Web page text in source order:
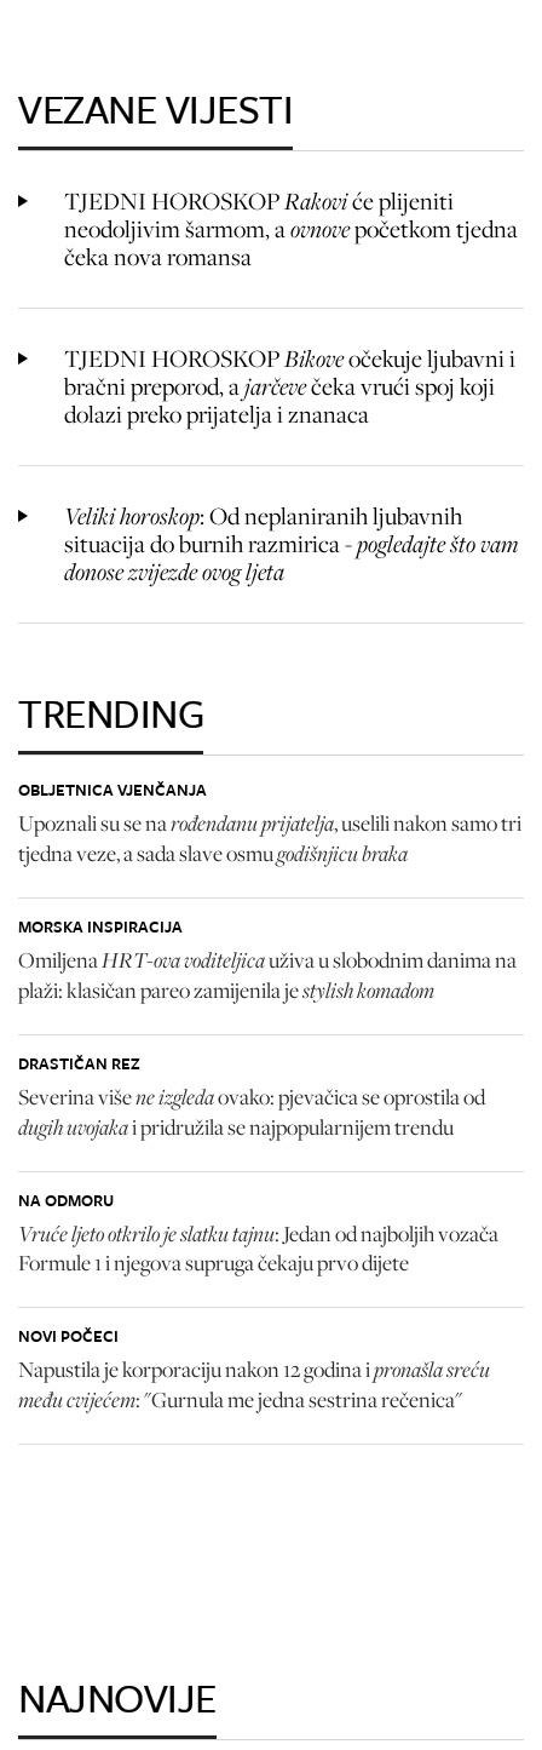
VEZANE VIJESTI
TJEDNI HOROSKOPRakoviće plijeniti
neodoljivim šarmom, aovnovepočetkom tjedna
čeka nova romansa
TJEDNI HOROSKOPBikoveočekuje ljubavni i
bračni preporod, ajarčevečeka vrući spoj koji
dolazi preko prijatelja i znanaca
Veliki horoskop: Od neplaniranih ljubavnih
situacija do burnih razmirica -pogledajte što vam
donose zvijezde ovog ljeta
TRENDING
OBLJETNICA VJENČANJA
Upoznali su se narođendanu prijatelja, uselili nakon samo tri
tjedna veze, a sada slave osmugodišnjicu braka
MORSKA INSPIRACIJA
OmiljenaHRT-ova voditeljicauživa u slobodnim danima na
plaži: klasičan pareo zamijenila jestylish komadom
DRASTIČAN REZ
Severina višene izgledaovako: pjevačica se oprostila od
dugih uvojakai pridružila se najpopularnijem trendu
NA ODMORU
Vruće ljeto otkrilo je slatku tajnu: Jedan od najboljih vozača
Formule 1 i njegova supruga čekaju prvo dijete
NOVI POČECI
Napustila je korporaciju nakon 12 godina ipronašla sreću
među cvijećem: "Gurnula me jedna sestrina rečenica"
NAJNOVIJE